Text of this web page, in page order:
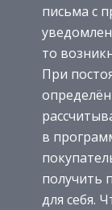
письма с
то
При
в
получить
для себя.